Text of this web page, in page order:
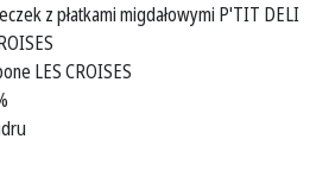
z płatkami migdałowymi P'TIT DELI
LES CROISES